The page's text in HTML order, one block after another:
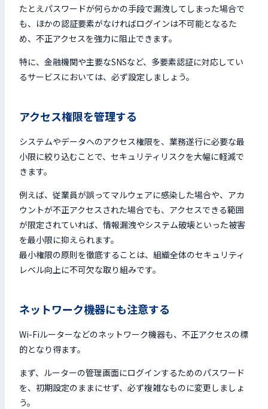
たとえパスワードが何らかの手段で漏洩してしまった場合で
も、ほかの認証要素がなければログインは不可能となるた
め、不正アクセスを強力に阻止できます。
特に、金融機関や主要なSNSなど、多要素認証に対応してい
るサービスにおいては、必ず設定しましょう。
アクセス権限を管理する
システムやデータへのアクセス権限を、業務遂行に必要な最
小限に絞り込むことで、セキュリティリスクを大幅に軽減で
きます。
例えば、従業員が誤ってマルウェアに感染した場合や、アカ
ウントが不正アクセスされた場合でも、アクセスできる範囲
が限定されていれば、情報漏洩やシステム破壊といった被害
を最小限に抑えられます。
最小権限の原則を徹底することは、組織全体のセキュリティ
レベル向上に不可欠な取り組みです。
ネットワーク機器にも注意する
Wi-Fiルーターなどのネットワーク機器も、不正アクセスの標
的となり得ます。
まず、ルーターの管理画面にログインするためのパスワード
を、初期設定のままにせず、必ず複雑なものに変更しましょ
う。